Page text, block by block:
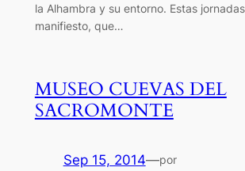
la Alhambra y su entorno. Estas
manifiesto, que…
MUSEO CUEVAS DEL
SACROMONTE
Sep 15, 2014—por